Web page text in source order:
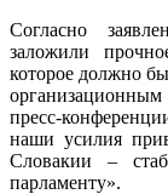
Согласно
заложили
которое должно
пресс-
наши усилия
Словакии –
парламенту».